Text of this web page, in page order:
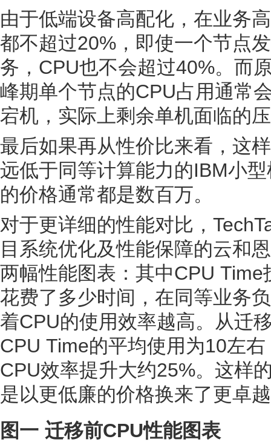
由于低端设备高配化，在业务
都不超过20%，即使一个节点
务，CPU也不会超过40%。而
峰期单个节点的CPU占用通常
宕机，实际上剩余单机面临的
最后如果再从性价比来看，这
远低于同等计算能力的IBM小
的价格通常都是数百万。
对于更详细的性能对比，
目系统优化及性能保障的云和
两幅性能图表：其中CPU
花费了多少时间，在同等业务
着CPU的使用效率越高。从迁
CPU Time的平均使用为10左
CPU效率提升大约25%。这样
是以更低廉的价格换来了更卓
图一 迁移前CPU性能图表